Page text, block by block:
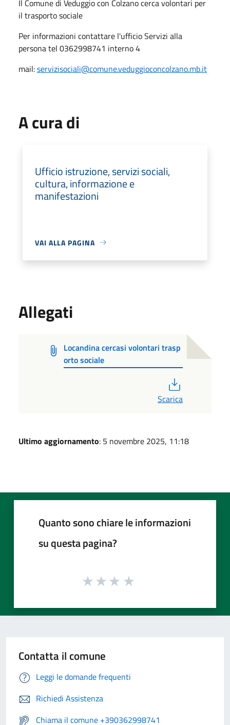
Il Comune di Veduggio con Colzano cerca volontari per
il trasporto sociale
Per informazioni contattare l'ufficio Servizi alla
persona tel 0362998741 interno 4
mail:servizisociali@comune.veduggioconcolzano.mb.it
A cura di
Ufficio istruzione, servizi sociali,
cultura, informazione e
manifestazioni
VAI ALLA PAGINA
Allegati
Locandina cercasi volontari trasp
orto sociale
Scarica
Ultimo aggiornamento: 5 novembre 2025, 11:18
Quanto sono chiare le informazioni
su questa pagina?
Contatta il comune
Leggi le domande frequenti
Richiedi Assistenza
Chiama il comune +390362998741